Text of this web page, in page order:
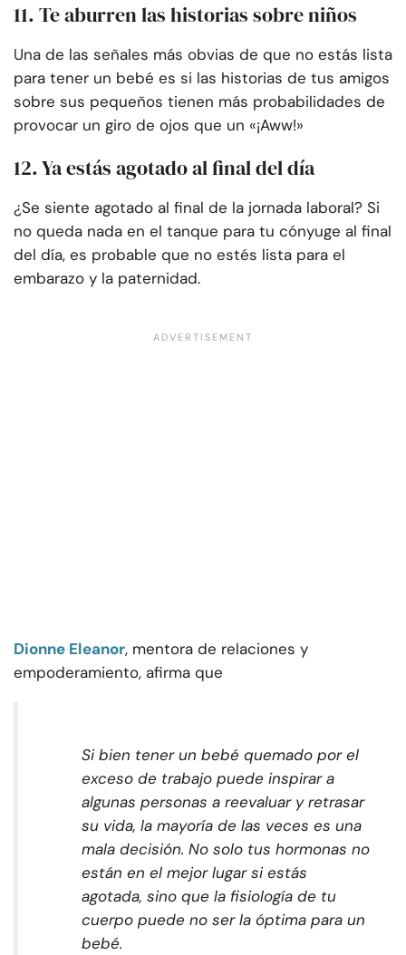
11. Te aburren las historias sobre niños
Una de las señales más obvias de que no estás lista
para tener un bebé es si las historias de tus amigos
sobre sus pequeños tienen más probabilidades de
provocar un giro de ojos que un «¡Aww!»
12. Ya estás agotado al final del día
¿Se siente agotado al final de la jornada laboral? Si
no queda nada en el tanque para tu cónyuge al final
del día, es probable que no estés lista para el
embarazo y la paternidad.
Dionne Eleanor, mentora de relaciones y
empoderamiento, afirma que
Si bien tener un bebé quemado por el
exceso de trabajo puede inspirar a
algunas personas a reevaluar y retrasar
su vida, la mayoría de las veces es una
mala decisión. No solo tus hormonas no
están en el mejor lugar si estás
agotada, sino que la fisiología de tu
cuerpo puede no ser la óptima para un
bebé.